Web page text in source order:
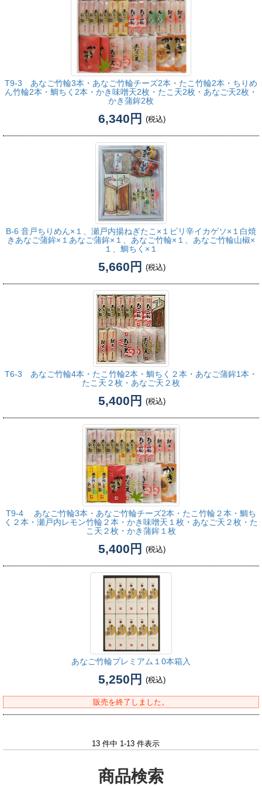
T9-3 あなご竹輪3本・あなご竹輪チーズ2本・たこ竹輪2本・ちりめ
ん竹輪2本・鯛ちく2本・かき味噌天2枚・たこ天2枚・あなご天2枚・
かき蒲鉾2枚
6,340円 (税込)
B-6 音戸ちりめん×１、瀬戸内揚ねぎたこ×１ピリ辛イカゲソ×１白焼
きあなご蒲鉾×１あなご蒲鉾×１、あなご竹輪×１、あなご竹輪山椒×
１、鯛ちく×１
5,660円 (税込)
T6-3 あなご竹輪4本・たこ竹輪2本・鯛ちく２本・あなご蒲鉾1本・
たこ天２枚・あなご天２枚
5,400円 (税込)
T9-4 あなご竹輪3本・あなご竹輪チーズ2本・たこ竹輪２本・鯛ち
く２本・瀬戸内レモン竹輪２本・かき味噌天１枚・あなご天２枚・た
こ天２枚・かき蒲鉾１枚
5,400円 (税込)
あなご竹輪プレミアム１0本箱入
5,250円 (税込)
販売を終了しました。
13 件中 1-13 件表示
商品検索